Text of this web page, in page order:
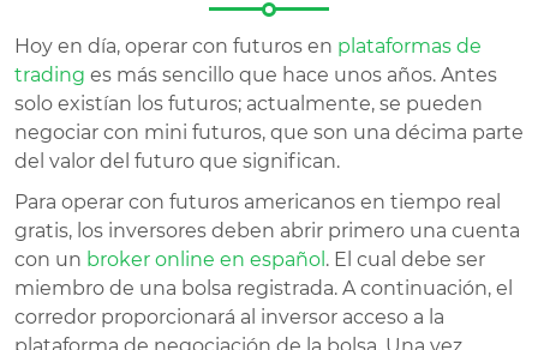
Hoy en día, operar con futuros en plataformas de
trading es más sencillo que hace unos años. Antes
solo existían los futuros; actualmente, se pueden
negociar con mini futuros, que son una décima parte
del valor del futuro que significan.
Para operar con futuros americanos en tiempo real
gratis, los inversores deben abrir primero una cuenta
con un broker online en español . El cual debe ser
miembro de una bolsa registrada. A continuación, el
corredor proporcionará al inversor acceso a la